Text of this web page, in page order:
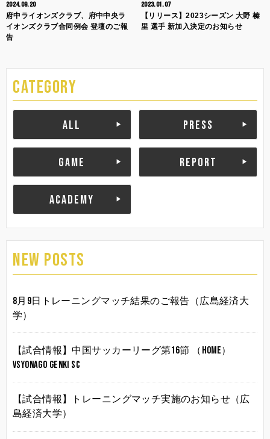
2024.09.20
府中ライオンズクラブ、府中中央ラ
イオンズクラブ合同例会 登壇のご報
告
2023.01.07
【リリース】2023シーズン 大野 榛
里 選手 新加入決定のお知らせ
CATEGORY
ALL PRESS
GAME REPORT
ACADEMY
NEW POSTS
8月9日トレーニングマッチ結果のご報告（広島経済大
学）
【試合情報】中国サッカーリーグ第16節 （HOME）
vsYonago Genki SC
【試合情報】トレーニングマッチ実施のお知らせ（広
島経済大学）